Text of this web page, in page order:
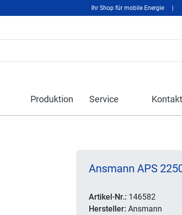
Ihr Shop für mobile Energie
Produktion Service Kontakt
Ansmann APS
Artikel-Nr.: 146582
Hersteller: Ansmann